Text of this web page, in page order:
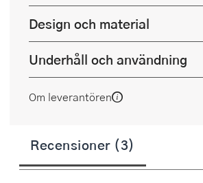
Design och material
Underhåll och användning
Om leverantören
Recensioner (3)